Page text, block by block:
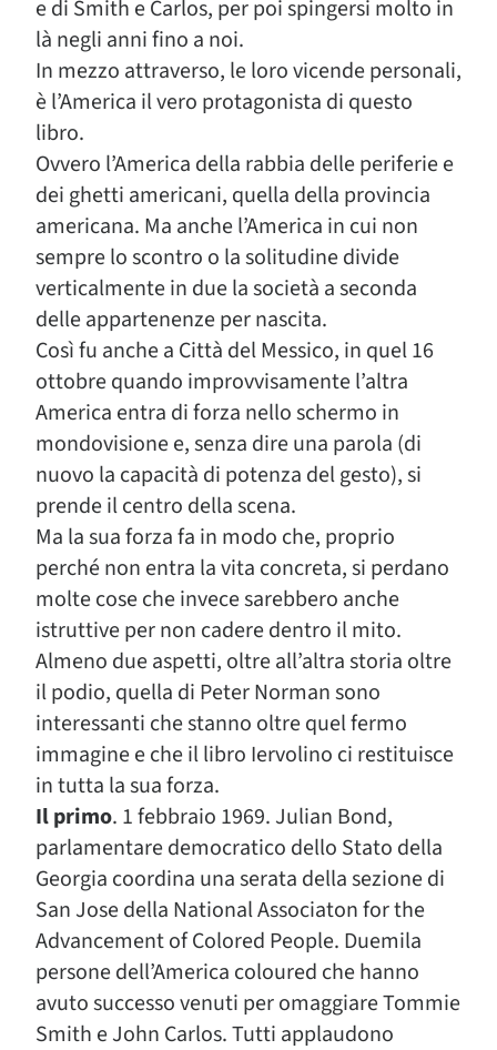
e di Smith e Carlos, per poi spingersi molto in
là negli anni fino a noi.
In mezzo attraverso, le loro vicende personali,
è l’America il vero protagonista di questo
libro.
Ovvero l’America della rabbia delle periferie e
dei ghetti americani, quella della provincia
americana. Ma anche l’America in cui non
sempre lo scontro o la solitudine divide
verticalmente in due la società a seconda
delle appartenenze per nascita.
Così fu anche a Città del Messico, in quel 16
ottobre quando improvvisamente l’altra
America entra di forza nello schermo in
mondovisione e, senza dire una parola (di
nuovo la capacità di potenza del gesto), si
prende il centro della scena.
Ma la sua forza fa in modo che, proprio
perché non entra la vita concreta, si perdano
molte cose che invece sarebbero anche
istruttive per non cadere dentro il mito.
Almeno due aspetti, oltre all’altra storia oltre
il podio, quella di Peter Norman sono
interessanti che stanno oltre quel fermo
immagine e che il libro Iervolino ci restituisce
in tutta la sua forza.
Il primo. 1 febbraio 1969. Julian Bond,
parlamentare democratico dello Stato della
Georgia coordina una serata della sezione di
San Jose della National Associaton for the
Advancement of Colored People. Duemila
persone dell’America coloured che hanno
avuto successo venuti per omaggiare Tommie
Smith e John Carlos. Tutti applaudono